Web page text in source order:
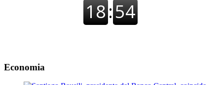
Economia